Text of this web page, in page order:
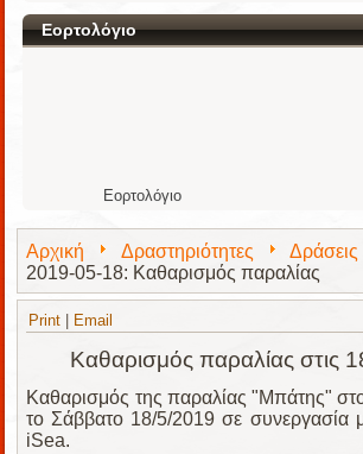
Εορτολόγιο
Εορτολόγιο
Αρχική Δραστηριότητες
2019-05-18: Καθαρισμός παραλίας
Print Email
Καθαρισμός παραλίας στις
Καθαρισμός της παραλίας "Μπάτης"
το Σάββατο 18/5/2019 σε συνεργασία
iSea.